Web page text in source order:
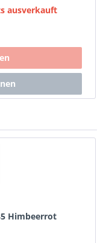
ausverkauft
Himbeerrot